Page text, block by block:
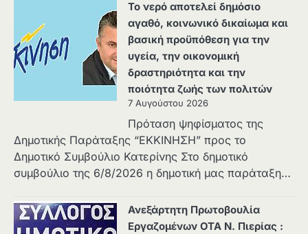
Το νερό αποτελεί δημόσιο
αγαθό, κοινωνικό δικαίωμα και
βασική προϋπόθεση για την
υγεία, την οικονομική
δραστηριότητα και την
ποιότητα ζωής των πολιτών
7 Αυγούστου 2026
Πρόταση ψηφίσματος της
Δημοτικής Παράταξης “ΕΚΚΙΝΗΣΗ” προς το
Δημοτικό Συμβούλιο Κατερίνης Στο δημοτικό
συμβούλιο της 6/8/2026 η δημοτική μας παράταξη…
Ανεξάρτητη Πρωτοβουλία
Εργαζομένων ΟΤΑ Ν. Πιερίας :